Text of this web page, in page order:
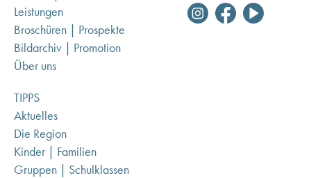
Leistungen
Broschüren | Prospekte
Bildarchiv | Promotion
Über uns
TIPPS
Aktuelles
Die Region
Kinder | Familien
Gruppen | Schulklassen